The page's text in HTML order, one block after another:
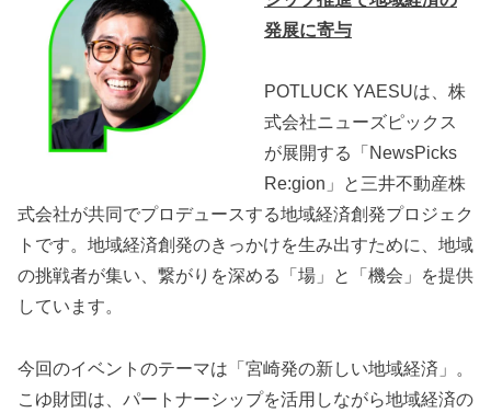
発展に寄与
POTLUCK YAESUは、株
式会社ニューズピックス
が展開する「NewsPicks
Re:gion」と三井不動産株
式会社が共同でプロデュースする地域経済創発プロジェク
トです。地域経済創発のきっかけを生み出すために、地域
の挑戦者が集い、繋がりを深める「場」と「機会」を提供
しています。
今回のイベントのテーマは「宮崎発の新しい地域経済」。
こゆ財団は、パートナーシップを活用しながら地域経済の